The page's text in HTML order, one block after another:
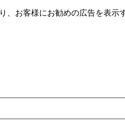
お客様にお勧めの広告を表⽰